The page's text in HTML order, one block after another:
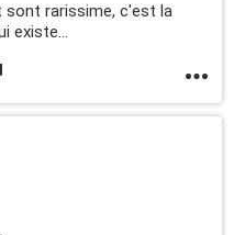
sont rarissime, c'est la
existe...